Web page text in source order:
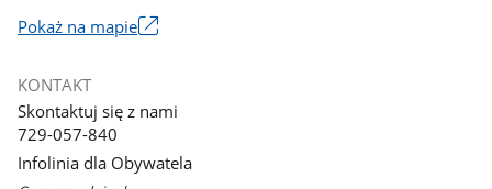
Pokaż na mapieLink
nowym
KONTAKT
Skontaktuj się z nami
729-057-840
Infolinia dla Obywatela